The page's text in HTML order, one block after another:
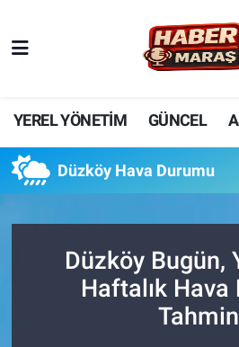
YEREL YÖNETİM GÜNCEL
Düzköy Hava Durumu
Düzköy Bugün,
Haftalık Hava
YEREL YÖNETİM
GÜNCEL
BİLİM VE TEKNOLOJİ
SPOR
DÜNYA
Nöbetçi Eczaneler
Hava Durumu
Trafik Durumu
Tüm Manşetler
Son Dakika Haberleri